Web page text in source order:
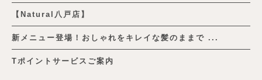
【Natural八戸店】
新メニュー登場！おしゃれをキレイな髪のままで ...
Tポイントサービスご案内